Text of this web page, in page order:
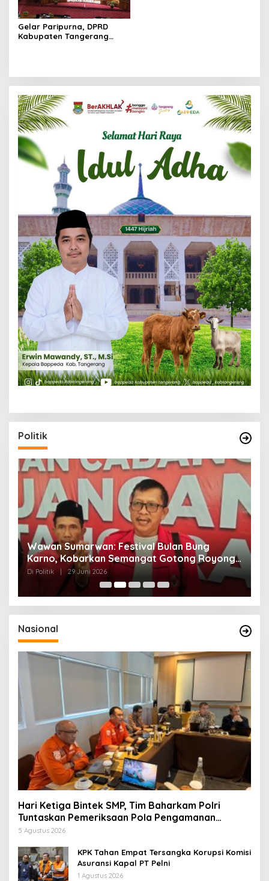
Gelar Paripurna, DPRD
Kabupaten Tangerang
Politik
Wawan Sumarwan: Festival Bulan Bung
Karno, Kobarkan Semangat Gotong Royong
dan Kepedulian Sosial
Di Politik 29 Juni 2026
Nasional
Hari Ketiga Bintek SMP, Tim Baharkam Polri
Tuntaskan Pemeriksaan Pola Pengamanan
Pertamina Patra Niaga Jabar
5 Agustus 2026
KPK Tahan Empat Tersangka Korupsi Komisi
Asuransi Kapal PT Pelni
1 Agustus 2026